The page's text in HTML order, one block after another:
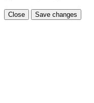
Close Save changes